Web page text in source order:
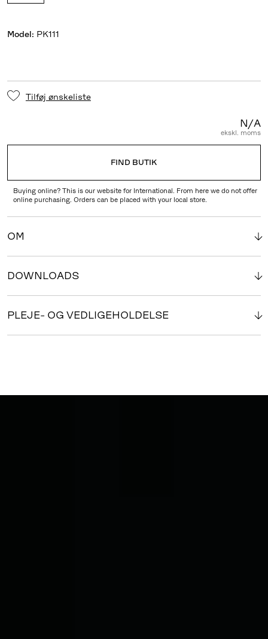
Model: PK111
Tilføj ønskeliste
N/A
ekskl. moms
FIND BUTIK
Buying online? This is our website for International. From here we do not offer
online purchasing. Orders can be placed with your local store.
OM
DOWNLOADS
PLEJE- OG VEDLIGEHOLDELSE